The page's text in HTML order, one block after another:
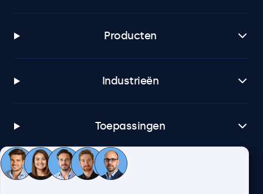
Producten
Industrieën
Toepassingen
Klantenservice